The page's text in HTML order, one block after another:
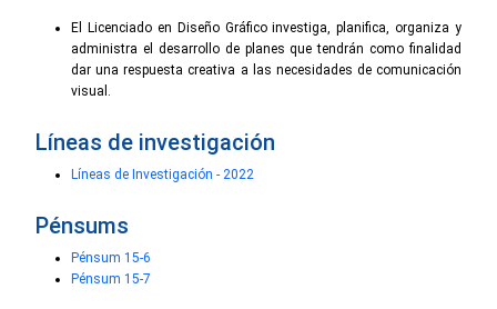
El Licenciado en Diseño Gráfico investiga, planifica, organiza y
administra el desarrollo de planes que tendrán como finalidad
dar una respuesta creativa a las necesidades de comunicación
visual.
Líneas de investigación
Líneas de Investigación - 2022
Pénsums
Pénsum 15-6
Pénsum 15-7